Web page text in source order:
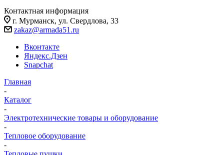
Контактная информация
г. Мурманск, ул. Свердлова, 33
zakaz@armada51.ru
Вконтакте
Яндекс.Дзен
Snapchat
Главная
-
Каталог
-
Электротехнические товары и оборудование
-
Тепловое оборудование
-